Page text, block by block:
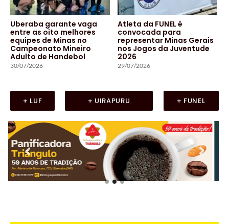
Uberaba garante vaga
entre as oito melhores
equipes de Minas no
Campeonato Mineiro
Adulto de Handebol
30/07/2026
Atleta da FUNEL é
convocada para
representar Minas Gerais
nos Jogos da Juventude
2026
29/07/2026
+ LUF + UIRAPURU + FUNEL